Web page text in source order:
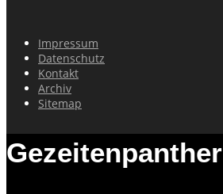
Impressum
Datenschutz
Kontakt
Archiv
Sitemap
Gezeitenpanther